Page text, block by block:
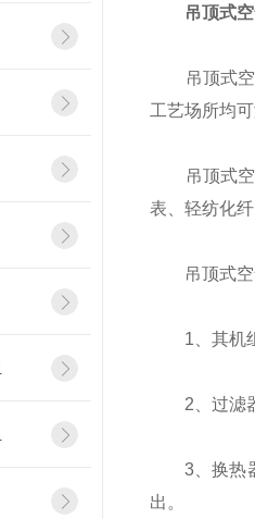
吊顶式
吊顶式空气
工艺场所均
吊顶式空气
表、轻纺化
吊顶式空
1、其机组
2、过滤器
3、换热器
出。